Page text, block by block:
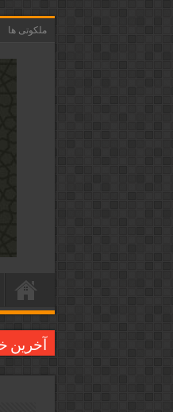
ملکوتی ها
آخرین